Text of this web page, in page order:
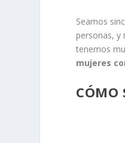
Seamos
personas, y
tenemos
mujeres
CÓMO